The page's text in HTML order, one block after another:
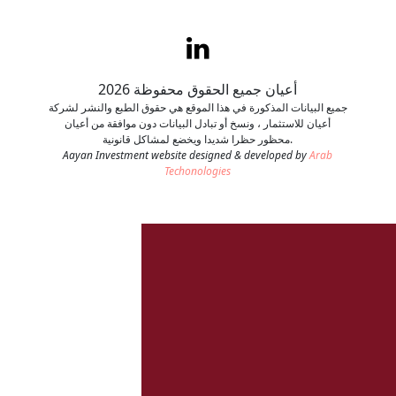
أعيان جميع الحقوق محفوظة 2026
جميع البيانات المذكورة في هذا الموقع هي حقوق الطبع والنشر لشركة
أعيان للاستثمار ، ونسخ أو تبادل البيانات دون موافقة من أعيان
محظور حظرا شديدا ويخضع لمشاكل قانونية.
Aayan Investment website designed & developed byArab
Techonologies